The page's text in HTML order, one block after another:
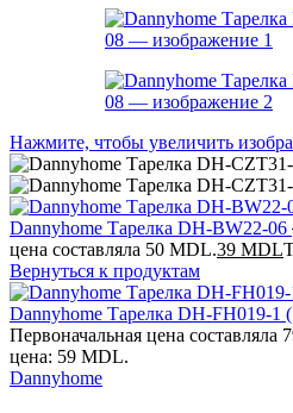
Нажмите, чтобы увеличить
Dannyhome Тарелка DH-BW22-06
цена составляла 50 MDL.39 MDL
Вернуться к продуктам
Dannyhome Тарелка DH-FH019-1
Первоначальная цена составляла
цена: 59 MDL.
Dannyhome